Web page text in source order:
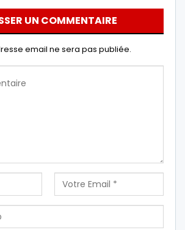
UN COMMENTAIRE
email ne sera pas publiée.